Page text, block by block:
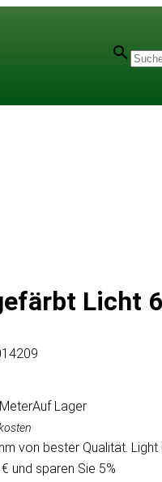
Licht
Auf Lager
von bester Qualität.
und sparen Sie 5%